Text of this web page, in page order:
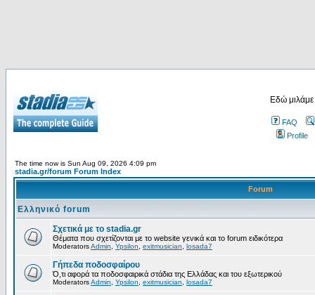
Εδώ
FAQ
Profile
The time now is Sun Aug 09, 2026 4:09 pm
stadia.gr/forum Forum Index
Forum
Ελληνικό forum
Σχετικά με το stadia.gr
Θέματα που σχετίζονται με το website γενικά και το forum ειδικότερα
ModeratorsAdmin Ypsilon exitmusician losada7
Γήπεδα ποδοσφαίρου
Ό,τι αφορά τα ποδοσφαιρικά στάδια της Ελλάδας και του εξωτερικού
ModeratorsAdmin Ypsilon exitmusician losada7